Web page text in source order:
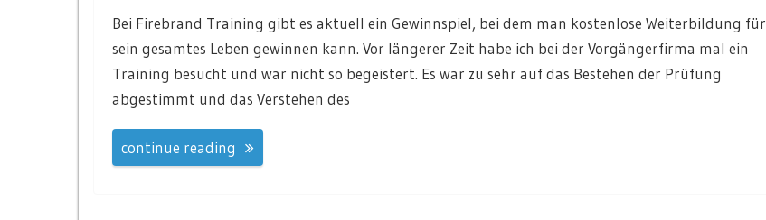
Bei Firebrand Training gibt es aktuell ein Gewinnspiel, bei dem man kostenlose Weiterbildung für
sein gesamtes Leben gewinnen kann. Vor längerer Zeit habe ich bei der Vorgängerfirma mal ein
Training besucht und war nicht so begeistert. Es war zu sehr auf das Bestehen der Prüfung
abgestimmt und das Verstehen des
continue reading